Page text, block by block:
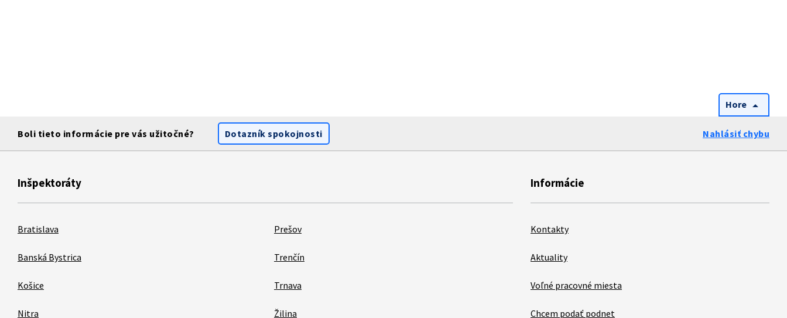
Hore arrow_drop_up
Boli tieto informácie pre vás užitočné? Dotazník spokojnosti Nahlásiť chybu
Inšpektoráty
Bratislava
Banská Bystrica
Košice
Nitra
Prešov
Trenčín
Trnava
Žilina
Informácie
Kontakty
Aktuality
Voľné pracovné miesta
Chcem podať podnet